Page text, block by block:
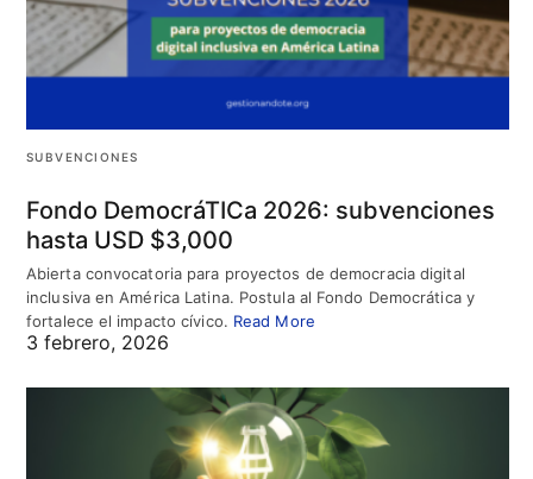
SUBVENCIONES
Fondo DemocráTICa 2026: subvenciones
hasta USD $3,000
Abierta convocatoria para proyectos de democracia digital
inclusiva en América Latina. Postula al Fondo Democrática y
fortalece el impacto cívico. Read More
3 febrero, 2026